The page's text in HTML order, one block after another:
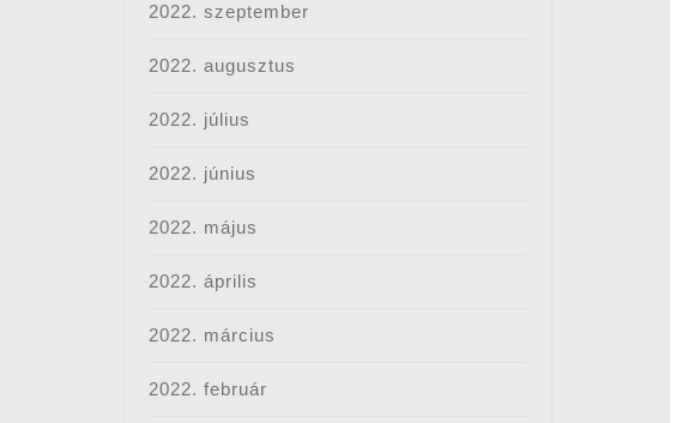
2022. szeptember
2022. augusztus
2022. július
2022. június
2022. május
2022. április
2022. március
2022. február